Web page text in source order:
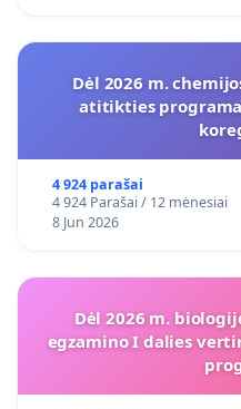
Dėl 2026 m.
atitikties
4 924 parašai
4 924 Parašai / 12 mėnesiai
8 Jun 2026
Dėl 2026 m.
egzamino I dalies